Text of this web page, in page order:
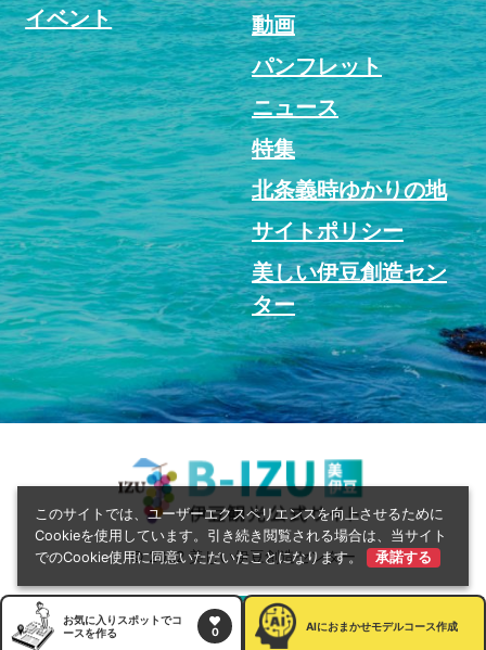
このサイトでは、ユーザーエクスペリエンスを向上させるために
Cookieを使用しています。引き続き閲覧される場合は、当サイト
でのCookie使用に同意いただいたことになります。
承諾する
お気に入りスポットでコ
ースを作る
0 AIにおまかせモデルコース作成
イベント
動画
パンフレット
ニュース
特集
北条義時ゆかりの地
サイトポリシー
美しい伊豆創造セン
ター
© 2022 美しい伊豆創造センター